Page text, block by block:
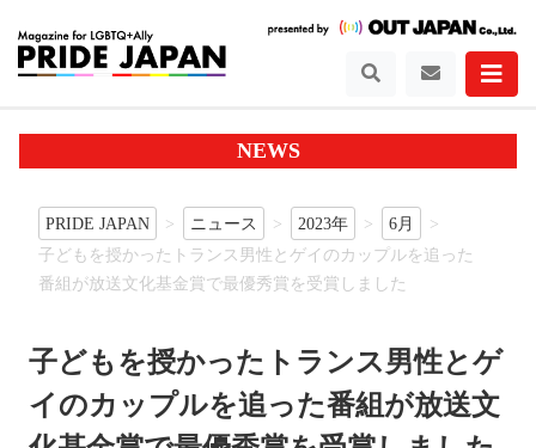
NEWS
PRIDE JAPAN ニュース 2023年
6月
子どもを授かったトランス男性とゲイのカップルを追った
番組が放送文化基金賞で最優秀賞を受賞しました
子どもを授かったトランス男性とゲ
イのカップルを追った番組が放送文